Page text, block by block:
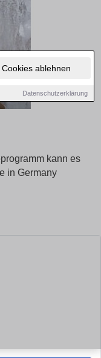
Cookies ablehnen
Datenschutzerklärung
kann es
in Germany